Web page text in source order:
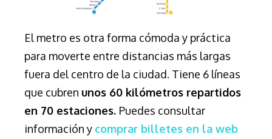
El metro es otra forma cómoda y práctica
para moverte entre distancias más largas
fuera del centro de la ciudad. Tiene 6 líneas
que cubren unos 60 kilómetros repartidos
en 70 estaciones. Puedes consultar
información y comprar billetes en la web